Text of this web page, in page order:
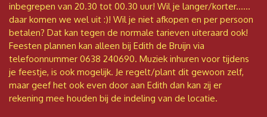
inbegrepen van 20.30 tot 00.30 uur! Wil je langer/korter......
daar komen we wel uit :)! Wil je niet afkopen en per persoon
betalen? Dat kan tegen de normale tarieven uiteraard ook!
Feesten plannen kan alleen bij Edith de Bruijn via
telefoonnummer 0638 240690. Muziek inhuren voor tijdens
je feestje, is ook mogelijk. Je regelt/plant dit gewoon zelf,
maar geef het ook even door aan Edith dan kan zij er
rekening mee houden bij de indeling van de locatie.